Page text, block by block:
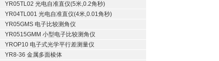
YR05TL02 光电自准直仪(5米,0.2角秒)
YR04TL001 光电自准直仪(4米,0.01角秒)
YR05GMS 电子比较测角仪
YR0515GMM 小型电子比较测角仪
YROP10 电子式光学平行差测量仪
YR8-36 金属多面棱体